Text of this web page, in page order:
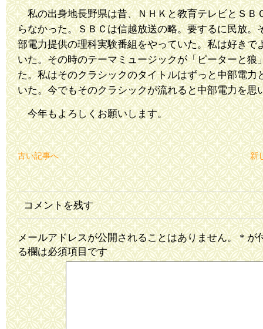
私の出身地長野県は昔、ＮＨＫと教育テレビとＳＢ
らなかった。ＳＢＣは信越放送の略。要するに民放。
部電力提供の理科実験番組をやっていた。私は好きで
いた。その時のテーマミュージックが「ピーターと狼
た。私はそのクラシックのタイトルはずっと中部電力
いた。今でもそのクラシックが流れると中部電力を思
今年もよろしくお願いします。
古い記事へ 新
コメントを残す
メールアドレスが公開されることはありません。 *が
る欄は必須項目です